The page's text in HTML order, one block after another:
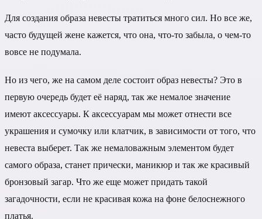
Для создания образа невесты тратиться много сил. Но все же,
часто будущей жене кажется, что она, что-то забыла, о чем-то
вовсе не подумала.
Но из чего, же на самом деле состоит образ невесты? Это в
первую очередь будет её наряд, так же немалое значение
имеют аксессуары. К аксессуарам мы может отнести все
украшения и сумочку или клатчик, в зависимости от того, что
невеста выберет. Так же немаловажным элементом будет
самого образа, станет прически, маникюр и так же красивый
бронзовый загар. Что же еще может придать такой
загадочности, если не красивая кожа на фоне белоснежного
платья.